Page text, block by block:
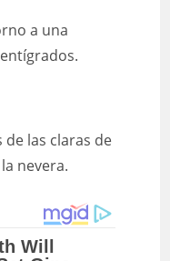
a una
de las claras de
nevera.